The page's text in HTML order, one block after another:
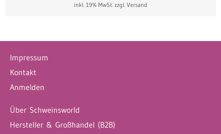
inkl. 19% MwSt. zzgl. Versand
Impressum
Kontakt
Anmelden
Über Schweinsworld
Hersteller & Großhandel (B2B)